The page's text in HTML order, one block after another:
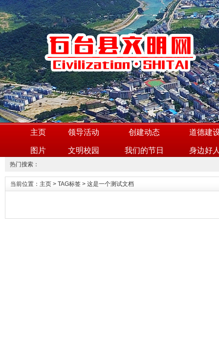
主页 领导活动 创建动态 道德建
图片 文明校园 我们的节日 身边好
热门搜索：
当前位置： 主页 > TAG标签 > 这是一个测试文档